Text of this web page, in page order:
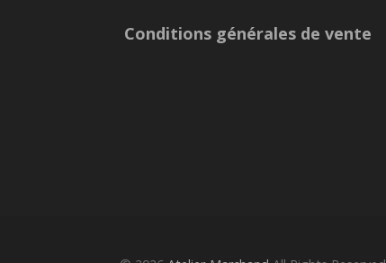
Conditions générales de vente